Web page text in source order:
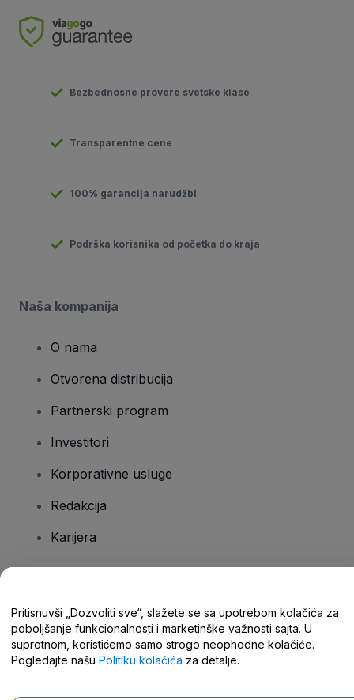
Bezbednosne provere svetske klase
Transparentne cene
100% garancija narudžbi
Podrška korisnika od početka do kraja
Naša kompanija
O nama
Otvorena distribucija
Partnerski program
Investitori
Korporativne usluge
Redakcija
Karijera
Centar za pomoć / Kontaktirajte nas
Pritisnuvši „Dozvoliti sve“, slažete se sa upotrebom kolačića za
poboljšanje funkcionalnosti i marketinške važnosti sajta. U
suprotnom, koristićemo samo strogo neophodne kolačiće.
Pogledajte našu Politiku kolačića za detalje.